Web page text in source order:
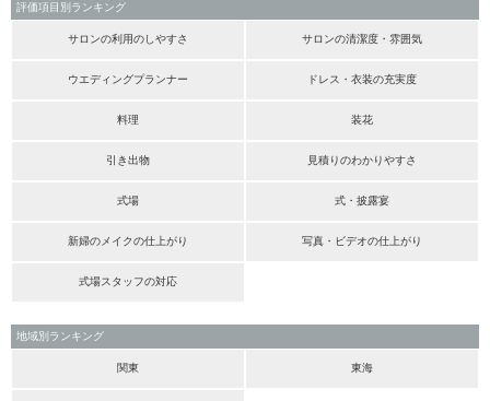
評価項目別ランキング
サロンの利用のしやすさ サロンの清潔度・雰囲気
ウエディングプランナー ドレス・衣装の充実度
料理 装花
引き出物 見積りのわかりやすさ
式場 式・披露宴
新婦のメイクの仕上がり 写真・ビデオの仕上がり
式場スタッフの対応
地域別ランキング
関東 東海